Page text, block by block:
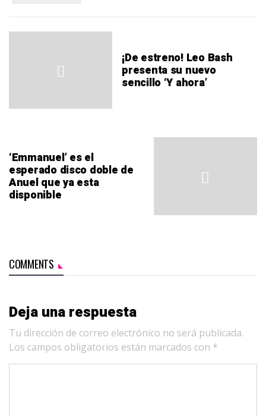
¡De estreno! Leo Bash
presenta su nuevo
sencillo ‘Y ahora’
‘Emmanuel’ es el
esperado disco doble de
Anuel que ya esta
disponible
COMMENTS
Deja una respuesta
Tu dirección de correo electrónico no será publicada.
Los campos obligatorios están marcados con *